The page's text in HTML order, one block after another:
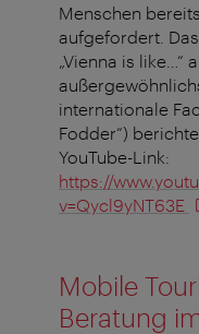
Menschen
aufgefordert.
„Vienna is like…“
internationale
Fodder“)
YouTube-Link:
https://
v=Qycl9yNT63E
Mobile
Beratung